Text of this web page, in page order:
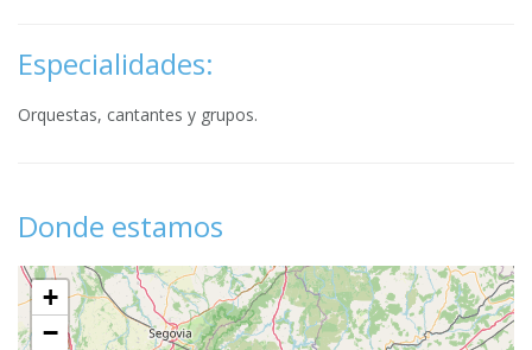
Especialidades:
Orquestas, cantantes y grupos.
Donde estamos
+
−